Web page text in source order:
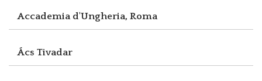
Accademia d'Ungheria, Roma
Ács Tivadar